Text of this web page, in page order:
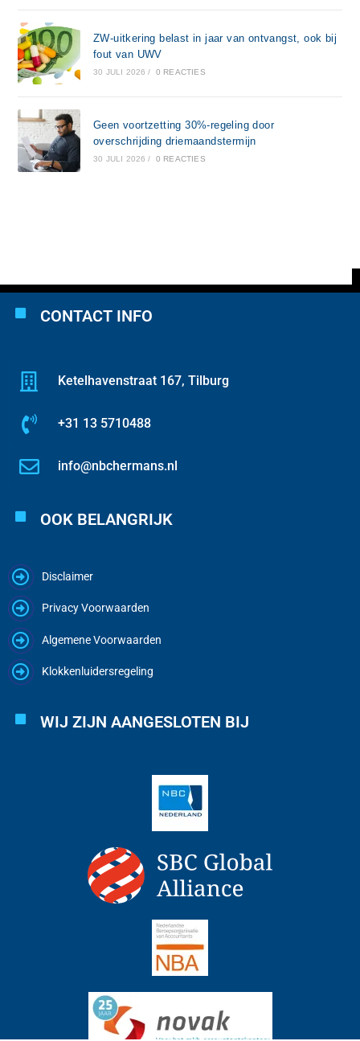
ZW-uitkering belast in jaar van ontvangst, ook bij
fout van UWV
30 JULI 2026 / 0 REACTIES
Geen voortzetting 30%-regeling door
overschrijding driemaandstermijn
30 JULI 2026 / 0 REACTIES
CONTACT INFO
Ketelhavenstraat 167, Tilburg
+31 13 5710488
info@nbchermans.nl
OOK BELANGRIJK
Disclaimer
Privacy Voorwaarden
Algemene Voorwaarden
Klokkenluidersregeling
WIJ ZIJN AANGESLOTEN BIJ